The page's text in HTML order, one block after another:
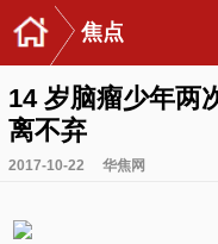
焦点
14 岁脑瘤少年两
离不弃
2017-10-22 华焦网